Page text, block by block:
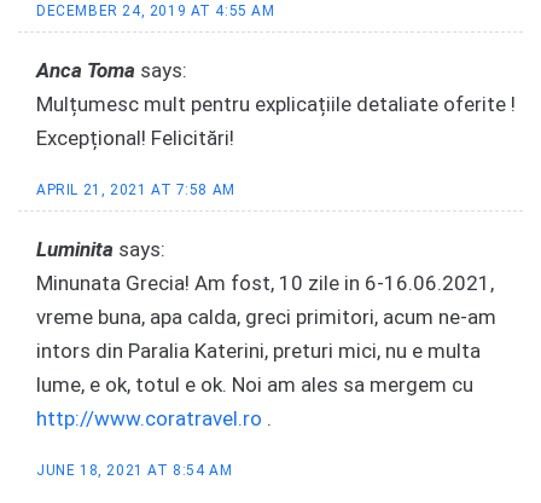
DECEMBER 24, 2019 AT 4:55 AM
Anca Toma says:
Mulțumesc mult pentru explicațiile detaliate oferite !
Excepțional! Felicitări!
APRIL 21, 2021 AT 7:58 AM
Luminita says:
Minunata Grecia! Am fost, 10 zile in 6-16.06.2021,
vreme buna, apa calda, greci primitori, acum ne-am
intors din Paralia Katerini, preturi mici, nu e multa
lume, e ok, totul e ok. Noi am ales sa mergem cu
http://www.coratravel.ro .
JUNE 18, 2021 AT 8:54 AM